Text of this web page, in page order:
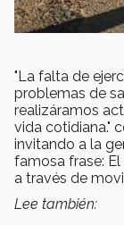
"La falta de
problemas de
realizáramos
vida cotidiana."
invitando a la
famosa frase:
a través de
Lee también: